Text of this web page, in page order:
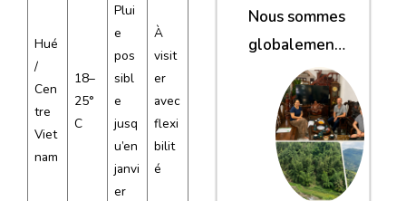
Hué
/
Cen
tre
Viet
nam
18–
25°
C
Plui
e
pos
sibl
e
jusq
u’en
janvi
er
À
visit
er
avec
flexi
bilit
é
Nous sommes
globalement
satisfaits du
voyage